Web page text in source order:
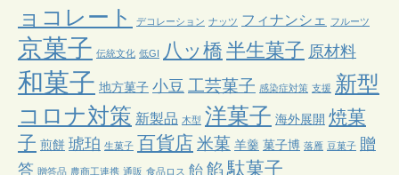
ョコレート
デコレーション ナッツ フィナンシェ フルーツ
京菓子 伝統文化 低GI 八ッ橋 半生菓子 原材料
和菓子 地方菓子 小豆 工芸菓子 感染症対策 支援 新型
コロナ対策 新製品 木型 洋菓子 海外展開 焼菓
子 煎餅 琥珀 生菓子 百貨店 米菓 羊羹 菓子博 落雁 豆菓子 贈
答 贈答品 農商工連携 通販 食品ロス 飴 餡 駄菓子